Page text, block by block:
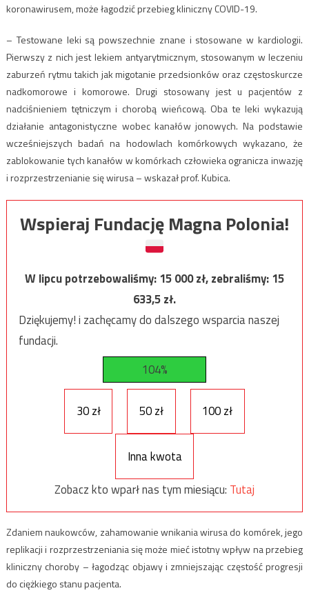
koronawirusem, może łagodzić przebieg kliniczny COVID-19.
– Testowane leki są powszechnie znane i stosowane w kardiologii.
Pierwszy z nich jest lekiem antyarytmicznym, stosowanym w leczeniu
zaburzeń rytmu takich jak migotanie przedsionków oraz częstoskurcze
nadkomorowe i komorowe. Drugi stosowany jest u pacjentów z
nadciśnieniem tętniczym i chorobą wieńcową. Oba te leki wykazują
działanie antagonistyczne wobec kanałów jonowych. Na podstawie
wcześniejszych badań na hodowlach komórkowych wykazano, że
zablokowanie tych kanałów w komórkach człowieka ogranicza inwazję
i rozprzestrzenianie się wirusa – wskazał prof. Kubica.
Wspieraj Fundację Magna Polonia!
W lipcu potrzebowaliśmy:15 000zł, zebraliśmy:15
633,5zł.
Dziękujemy! i zachęcamy do dalszego wsparcia naszej
fundacji.
104%
30 zł 50 zł 100 zł
Inna kwota
Zobacz kto wparł nas tym miesiącu: Tutaj
Zdaniem naukowców, zahamowanie wnikania wirusa do komórek, jego
replikacji i rozprzestrzeniania się może mieć istotny wpływ na przebieg
kliniczny choroby – łagodząc objawy i zmniejszając częstość progresji
do ciężkiego stanu pacjenta.